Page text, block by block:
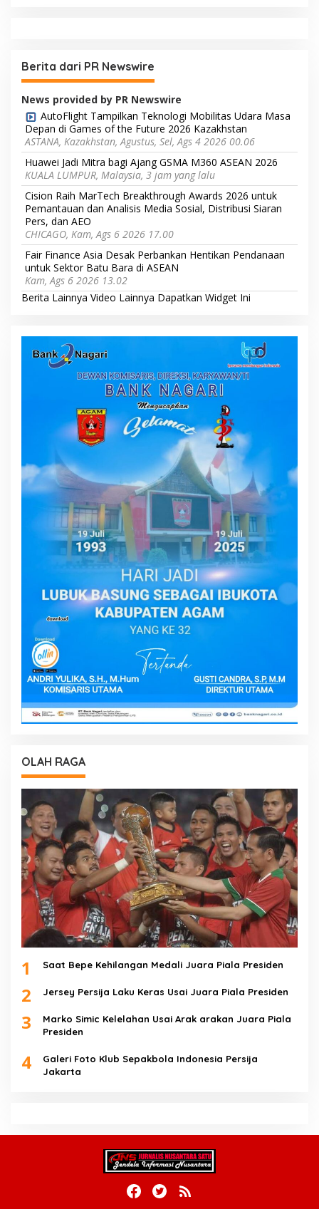
Berita dari PR Newswire
News provided by PR Newswire
AutoFlight Tampilkan Teknologi Mobilitas Udara Masa
Depan di Games of the Future 2026 Kazakhstan
ASTANA, Kazakhstan, Agustus, Sel, Ags 4 2026 00.06
Huawei Jadi Mitra bagi Ajang GSMA M360 ASEAN 2026
KUALA LUMPUR, Malaysia, 3 jam yang lalu
Cision Raih MarTech Breakthrough Awards 2026 untuk
Pemantauan dan Analisis Media Sosial, Distribusi Siaran
Pers, dan AEO
CHICAGO, Kam, Ags 6 2026 17.00
Fair Finance Asia Desak Perbankan Hentikan Pendanaan
untuk Sektor Batu Bara di ASEAN
Kam, Ags 6 2026 13.02
Berita Lainnya Video Lainnya Dapatkan Widget Ini
OLAH RAGA
1 Saat Bepe Kehilangan Medali Juara Piala Presiden
2 Jersey Persija Laku Keras Usai Juara Piala Presiden
3
Marko Simic Kelelahan Usai Arak arakan Juara Piala
Presiden
4
Galeri Foto Klub Sepakbola Indonesia Persija
Jakarta